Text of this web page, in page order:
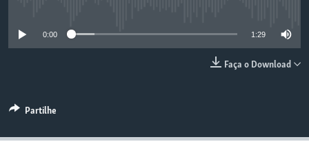
0:00 1:29
Faça o Download
Partilhe